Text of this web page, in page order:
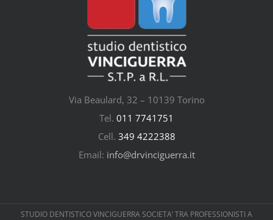
Via Beaulard, 32 – 10139 Torino
Tel. 011 7741751
Cell. 349 4222388
Email: info@drvinciguerra.it
STUDIO DENTISTICO VINCIGUERRA SOCIETA’ TRA PROFESSIONISTI A